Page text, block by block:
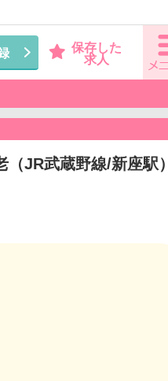
保存した
求人
JR武蔵野線/新座駅）